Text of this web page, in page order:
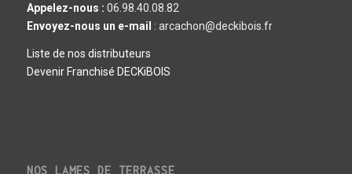
Appelez-nous : 06.98.40.08.82
Envoyez-nous un e-mail : arcachon@deckibois.fr
Liste de nos distributeurs
Devenir Franchisé DECKiBOIS
NOS LAMES DE TERRASSE